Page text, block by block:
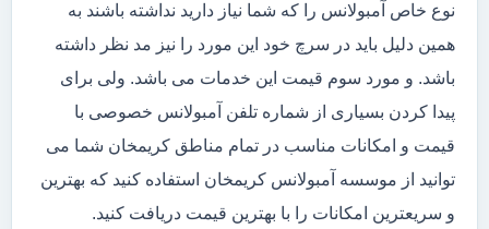
نوع خاص آمبولانس را که شما نیاز دارید نداشته باشند به
همین دلیل باید در سرچ خود این مورد را نیز مد نظر داشته
باشد. و مورد سوم قیمت این خدمات می باشد. ولی برای
پیدا کردن بسیاری از شماره تلفن آمبولانس خصوصی با
قیمت و امکانات مناسب در تمام مناطق کریمخان شما می
توانید از موسسه آمبولانس کریمخان استفاده کنید که بهترین
و سریعترین امکانات را با بهترین قیمت دریافت کنید.